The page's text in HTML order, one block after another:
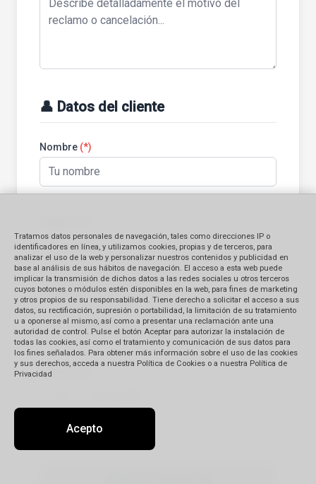
👤 Datos del cliente
Nombre (*)
E-mail (*)
Teléfono
Tratamos datos personales de navegación, tales como direcciones IP o
identificadores en línea, y utilizamos cookies, propias y de terceros, para
analizar el uso de la web y personalizar nuestros contenidos y publicidad en
base al análisis de sus hábitos de navegación. El acceso a esta web puede
implicar la transmisión de dichos datos a las redes sociales u otros terceros
cuyos botones o módulos estén disponibles en la web, para fines de marketing
y otros propios de su responsabilidad. Tiene derecho a solicitar el acceso a sus
datos, su rectificación, supresión o portabilidad, la limitación de su tratamiento
u a oponerse al mismo, así como a presentar una reclamación ante una
autoridad de control. Pulse el botón Aceptar para autorizar la instalación de
todas las cookies, así como el tratamiento y comunicación de sus datos para
los fines señalados. Para obtener más información sobre el uso de las cookies
y sus derechos, acceda a nuestra Política de Cookies o a nuestra Política de
Privacidad
Acepto